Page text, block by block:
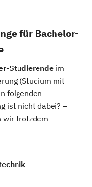
für Bachelor-
Studierende im
(Studium mit
folgenden
ist nicht dabei? –
wir trotzdem